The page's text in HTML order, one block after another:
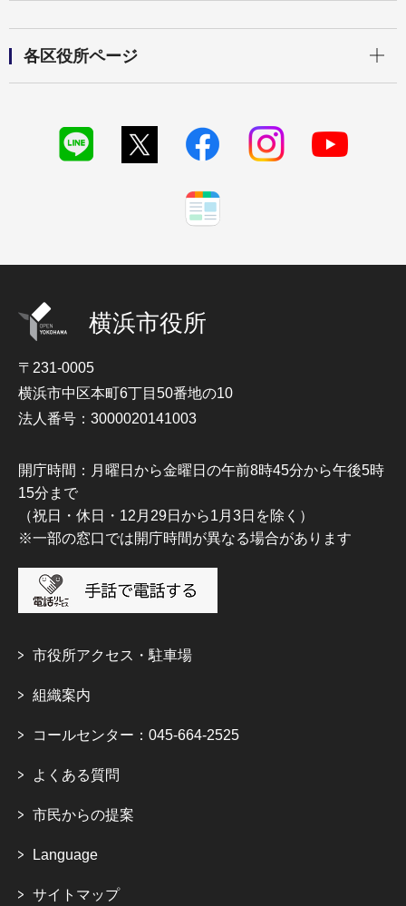
各区役所ページ
横浜市役所
〒231-0005
横浜市中区本町6丁目50番地の10
法人番号：3000020141003
開庁時間：月曜日から金曜日の午前8時45分から午後5時
15分まで
（祝日・休日・12月29日から1月3日を除く）
※一部の窓口では開庁時間が異なる場合があります
市役所アクセス・駐車場
組織案内
コールセンター：045-664-2525
よくある質問
市民からの提案
Language
サイトマップ